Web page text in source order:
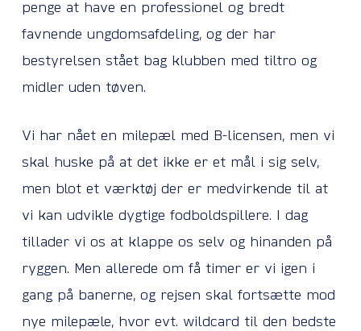
penge at have en professionel og bredt
favnende ungdomsafdeling, og der har
bestyrelsen stået bag klubben med tiltro og
midler uden tøven.
Vi har nået en milepæl med B-licensen, men vi
skal huske på at det ikke er et mål i sig selv,
men blot et værktøj der er medvirkende til at
vi kan udvikle dygtige fodboldspillere. I dag
tillader vi os at klappe os selv og hinanden på
ryggen. Men allerede om få timer er vi igen i
gang på banerne, og rejsen skal fortsætte mod
nye milepæle, hvor evt. wildcard til den bedste